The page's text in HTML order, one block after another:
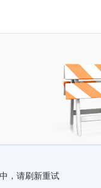
，请刷新重试